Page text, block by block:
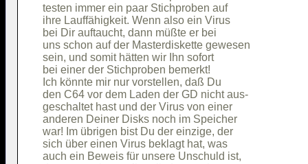
testen immer ein paar Stichproben auf
ihre Lauffähigkeit. Wenn also ein Virus
bei Dir auftaucht, dann müßte er bei
uns schon auf der Masterdiskette gewesen
sein, und somit hätten wir Ihn sofort
bei einer der Stichproben bemerkt!
Ich könnte mir nur vorstellen, daß Du
den C64 vor dem Laden der GD nicht aus-
geschaltet hast und der Virus von einer
anderen Deiner Disks noch im Speicher
war! Im übrigen bist Du der einzige, der
sich über einen Virus beklagt hat, was
auch ein Beweis für unsere Unschuld ist,